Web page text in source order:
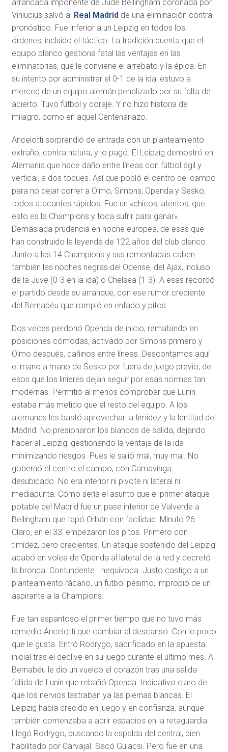
arrancada imponente de Jude Bellingham coronada por
Viniucius salvó al Real Madrid de una eliminación contra
pronóstico. Fue inferior a un Leipzig en todos los
órdenes, incluido el táctico. La tradición cuenta que el
equipo blanco gestiona fatal las ventajas en las
eliminatorias, que le conviene el arrebato y la épica. En
su intento por administrar el 0-1 de la ida, estuvo a
merced de un equipo alemán penalizado por su falta de
acierto. Tuvo fútbol y coraje. Y no hizo historia de
milagro, como en aquel Centenariazo.
Ancelotti sorprendió de entrada con un planteamiento
extraño, contra natura, y lo pagó. El Leipzig demostró en
Alemania que hace daño entre líneas con fútbol ágil y
vertical, a dos toques. Así que pobló el centro del campo
para no dejar correr a Olmo, Simons, Openda y Sesko,
todos atacantes rápidos. Fue un «chicos, atentos, que
esto es la Champions y toca sufrir para ganar».
Demasiada prudencia en noche europea, de esas que
han construido la leyenda de 122 años del club blanco.
Junto a las 14 Champions y sus remontadas caben
también las noches negras del Odense, del Ajax, incluso
de la Juve (0-3 en la ida) o Chelsea (1-3). A esas recordó
el partido desde su arranque, con ese rumor creciente
del Bernabéu que rompió en enfado y pitos.
Dos veces perdonó Openda de inicio, rematando en
posiciones cómodas, activado por Simons primero y
Olmo después, dañinos entre líneas. Descontamos aquí
el mano a mano de Sesko por fuera de juego previo, de
esos que los linieres dejan seguir por esas normas tan
modernas. Permitió al menos comprobar que Lunin
estaba más metido que el resto del equipo. A los
alemanes les bastó aprovechar la timidez y la lentitud del
Madrid. No presionaron los blancos de salida, dejando
hacer al Leipzig, gestionando la ventaja de la ida
minimizando riesgos. Pues le salió mal, muy mal. No
gobernó el centro el campo, con Camavinga
desubicado. No era interior ni pivote ni lateral ni
mediapunta. Cómo sería el asunto que el primer ataque
potable del Madrid fue un pase interior de Valverde a
Bellingham que tapó Orbán con facilidad. Minuto 26.
Claro, en el 33′ empezaron los pitos. Primero con
timidez, pero crecientes. Un ataque sostenido del Leipzig
acabó en volea de Openda al lateral de la red y decretó
la bronca. Contundente. Inequívoca. Justo castigo a un
planteamiento rácano, un fútbol pésimo, impropio de un
aspirante a la Champions.
Fue tan espantoso el primer tiempo que no tuvo más
remedio Ancelotti que cambiar al descanso. Con lo poco
que le gusta. Entró Rodrygo, sacrificado en la apuesta
inicial tras el declive en su juego durante el último mes. Al
Bernabéu le dio un vuelco el corazón tras una salida
fallida de Lunin que rebañó Openda. Indicativo claro de
que los nervios lastraban ya las piernas blancas. El
Leipzig había crecido en juego y en confianza, aunque
también comenzaba a abrir espacios en la retaguardia.
Llegó Rodrygo, buscando la espalda del central, bien
habilitado por Carvajal. Sacó Gulacsi. Pero fue en una